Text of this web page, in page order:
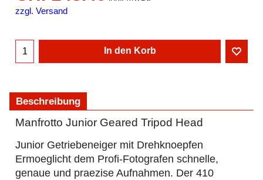
zzgl. Versand
In den Korb
Beschreibung
Manfrotto Junior Geared Tripod Head
Junior Getriebeneiger mit Drehknoepfen
Ermoeglicht dem Profi-Fotografen schnelle,
genaue und praezise Aufnahmen. Der 410